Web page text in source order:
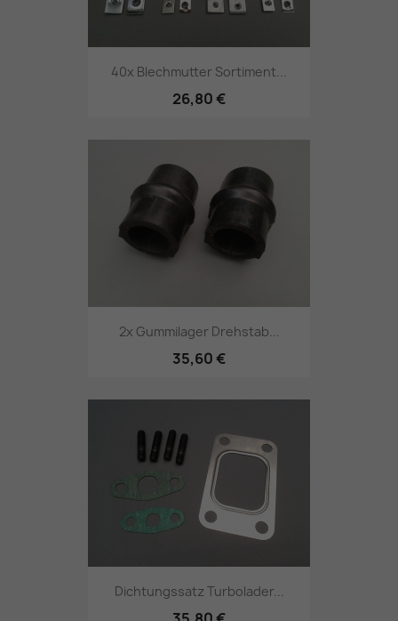
40x Blechmutter Sortiment...
26,80 €
2x Gummilager Drehstab...
35,60 €
Dichtungssatz Turbolader...